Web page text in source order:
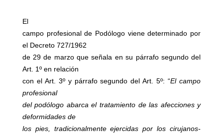
El
campo profesional de Podólogo viene determinado por
el Decreto 727/1962
de 29 de marzo que señala en su párrafo segundo del
Art. 1º en relación
con el Art. 3º y párrafo segundo del Art. 5º: “El campo
profesional
del podólogo abarca el tratamiento de las afecciones y
deformidades de
los pies, tradicionalmente ejercidas por los cirujanos-